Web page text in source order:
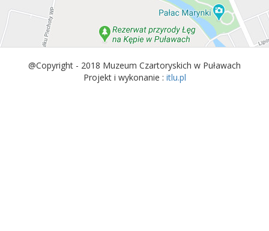
@Copyright - 2018 Muzeum Czartoryskich w Puławach
Projekt i wykonanie : itlu.pl